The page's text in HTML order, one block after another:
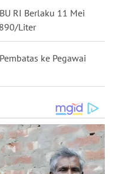
RI Berlaku 11 Mei
Liter
ke Pegawai